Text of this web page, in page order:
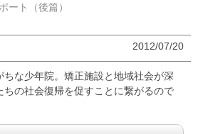
ート（後篇）
2012/07/20
ちな少年院。矯正施設と地域社会が深
ちの社会復帰を促すことに繋がるので